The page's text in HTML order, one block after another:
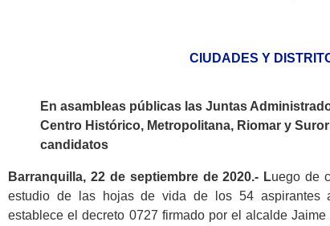
CIUDADES Y
En asambleas públicas las Juntas
Centro Histórico, Metropolitana, Riomar y
candidatos
Barranquilla, 22 de septiembre de 2020.- Luego de
estudio de las hojas de vida de los 54 aspirantes
establece el decreto 0727 firmado por el alcalde